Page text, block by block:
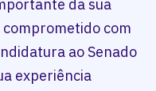
da sua
com
ao Senado
experiência